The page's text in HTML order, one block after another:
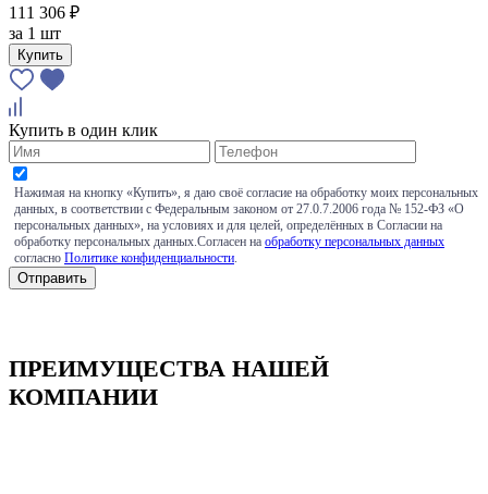
111 306 ₽
за 1 шт
Купить
Купить в один клик
Нажимая на кнопку «Купить», я даю своё согласие на обработку моих персональных
данных, в соответствии с Федеральным законом от 27.0.7.2006 года № 152-ФЗ «О
персональных данных», на условиях и для целей, определённых в Согласии на
обработку персональных данных.Согласен на обработку персональных данных
согласно Политике конфиденциальности
ПРЕИМУЩЕСТВА НАШЕЙ
КОМПАНИИ